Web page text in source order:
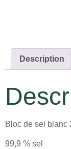
Description
Bloc de sel blanc
99,9 % sel